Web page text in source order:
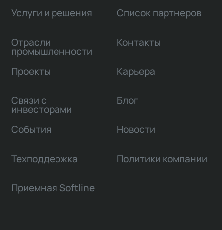
Услуги и решения
Отрасли
промышленности
Проекты
Связи с
инвесторами
Список партнеров
Контакты
Карьера
Блог
События Новости
Техподдержка Политики компании
Приемная Softline